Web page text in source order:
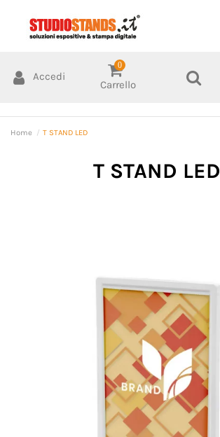
Accedi
0
Carrello
Home T STAND LED
T STAND LED